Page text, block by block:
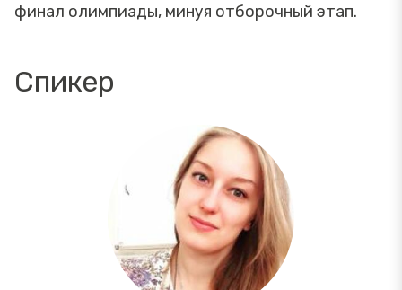
финал олимпиады, минуя отборочный этап.
Спикер